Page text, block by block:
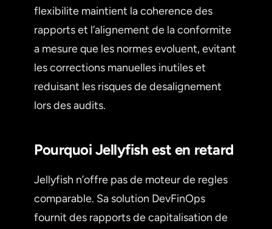
flexibilite maintient la coherence des
rapports et l’alignement de la conformite
a mesure que les normes evoluent, evitant
les corrections manuelles inutiles et
reduisant les risques de desalignement
lors des audits.
Pourquoi Jellyfish est en retard
Jellyfish n’offre pas de moteur de regles
comparable. Sa solution DevFinOps
fournit des rapports de capitalisation de